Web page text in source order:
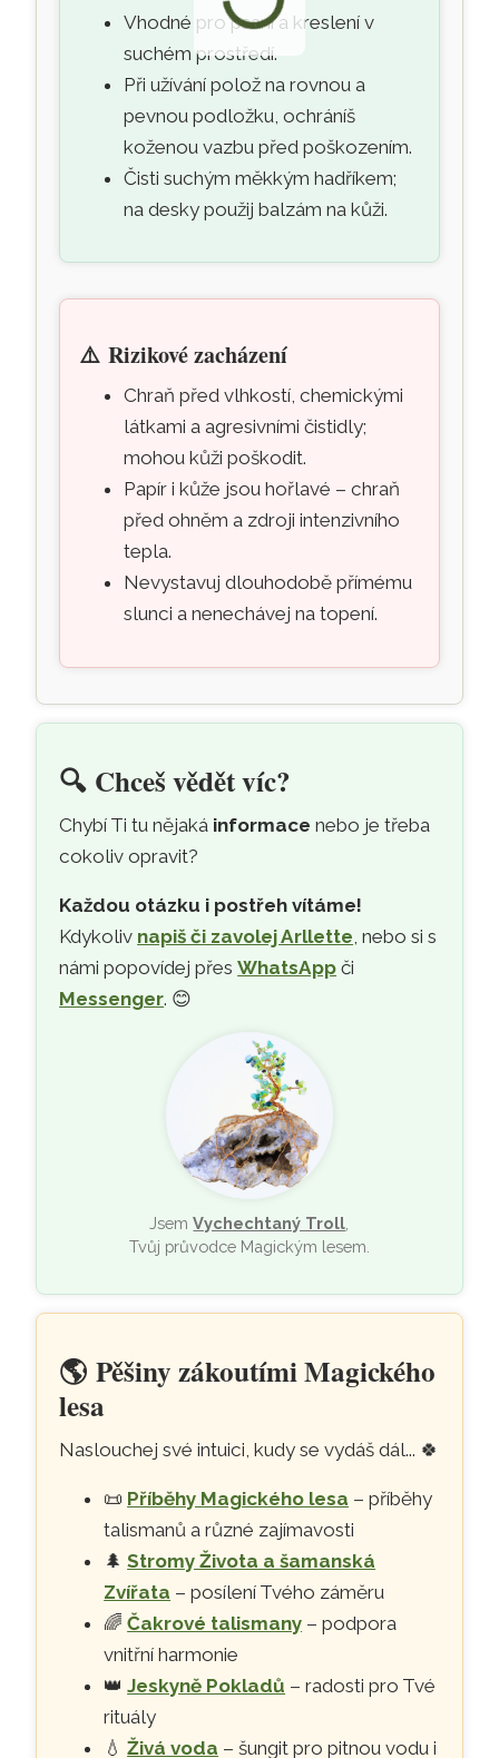
Vhodné pro psaní a kreslení v
suchém prostředí.
Při užívání polož na rovnou a
pevnou podložku, ochráníš
koženou vazbu před poškozením.
Čisti suchým měkkým hadříkem;
na desky použij balzám na kůži.
⚠️Rizikové zacházení
Chraň před vlhkostí, chemickými
látkami a agresivními čistidly;
mohou kůži poškodit.
Papír i kůže jsou hořlavé – chraň
před ohněm a zdroji intenzivního
tepla.
Nevystavuj dlouhodobě přímému
slunci a nenechávej na topení.
🔍 Chceš vědět víc?
Chybí Ti tu nějaká informace nebo je třeba
cokoliv opravit?
Každou otázku i postřeh vítáme!
Kdykoliv napiš či zavolej Arllette , nebo si s
námi popovídej přesWhatsApp či
Messenger. 😊
JsemVychechtaný Troll
Tvůj průvodce Magickým lesem.
🌎Pěšiny zákoutími Magického
lesa
Naslouchej své intuici, kudy se vydáš dál... 🍀
📜 Příběhy Magického lesa – příběhy
talismanů a různé zajímavosti
🌲Stromy Života a šamanská
Zvířata – posílení Tvého záměru
🌈Čakrové talismany – podpora
vnitřní harmonie
👑Jeskyně Pokladů – radosti pro Tvé
rituály
💧Živá voda – šungit pro pitnou vodu i